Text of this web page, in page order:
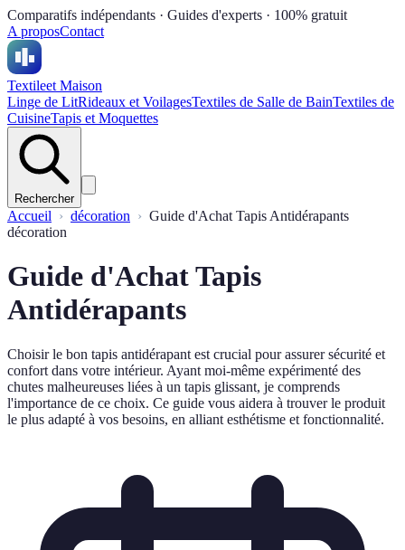
Comparatifs indépendants · Guides d'experts · 100% gratuit
A proposContact
Textileet Maison
Linge de LitRideaux et VoilagesTextiles de Salle de BainTextiles de
CuisineTapis et Moquettes
Rechercher
Accueil décoration
Guide d'Achat Tapis Antidérapants
décoration
Guide d'Achat Tapis
Antidérapants
Choisir le bon tapis antidérapant est crucial pour assurer sécurité et
confort dans votre intérieur. Ayant moi-même expérimenté des
chutes malheureuses liées à un tapis glissant, je comprends
l'importance de ce choix. Ce guide vous aidera à trouver le produit
le plus adapté à vos besoins, en alliant esthétisme et fonctionnalité.